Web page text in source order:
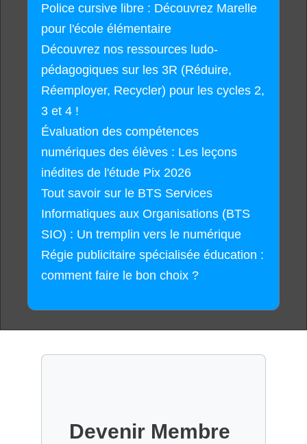
Police cursive libre : Découvrez Marelle
pour l'école élémentaire
Découvrez nos ressources ludo-
pédagogiques sur les 3R (Réduire,
Réemployer, Recycler) pour les cycles 2,
3 et 4 !
Évaluation des compétences
numériques des élèves : Les leçons
inédites de l'étude Pix 2026
Tout savoir sur le BTS Services
Informatiques aux Organisations (BTS
SIO) : Un tremplin vers le numérique
Régie publicitaire spécialisée éducation :
comment faire le bon choix ?
Devenir Membre